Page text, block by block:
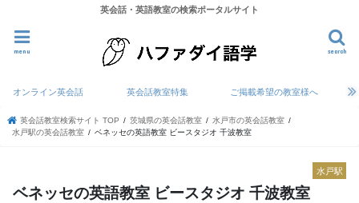
英会話・英語教室の検索ポータルサイト
search
menu
オンライン英会話 英会話教室特集 ご掲載希望の教室様へ
英会話教室検索サイト TOP 茨城県の英会話教室
水戸市の英会話教室
水戸駅の英会話教室
ベネッセの英語教室 ビースタジオ 千波教室
水戸駅
ベネッセの英語教室 ビースタジオ 千波教室